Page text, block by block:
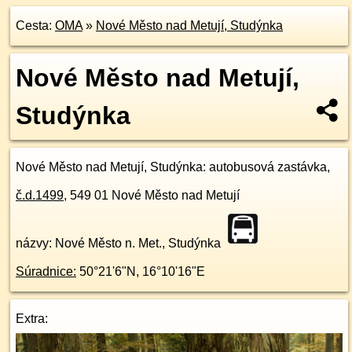
Cesta: OMA» Nové Město nad Metují, Studýnka
Nové Město nad Metují,
Studýnka
Nové Město nad Metují, Studýnka: autobusová zastávka,
č.d.1499, 549 01 Nové Město nad Metují
názvy: Nové Město n. Met., Studýnka
Súradnice: 50°21'6"N , 16°10'16"E
Extra: